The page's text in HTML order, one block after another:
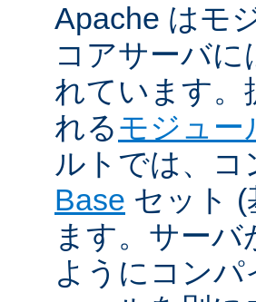
Apache はモ
コアサーバ
れています。
れるモジュー
ルトでは、
Base セット
ます。サーバ
ようにコン